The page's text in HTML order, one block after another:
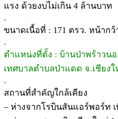
แรง ด้วยงบไม่เกิน 4 ล้านบาท
.
ขนาดเนื้อที่ : 171 ตรว. หน้ากว้
.
ตำแหน่งที่ตั้ง : บ้านป่าพร้าวน
เทศบาลตำบลป่าแดด จ.เชียงใ
.
สถานที่สำคัญใกล้เคียง
– ห่างจากโรบินสันแอร์พอร์ท